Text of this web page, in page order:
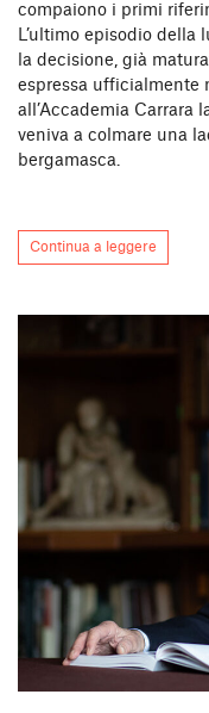
compaiono i primi
L’ultimo episodio
la decisione, già
espressa ufficialmente
all’Accademia Carrara
veniva a colmare una
bergamasca.
Continua a leggere